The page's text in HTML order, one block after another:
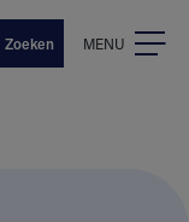
Zoeken MENU